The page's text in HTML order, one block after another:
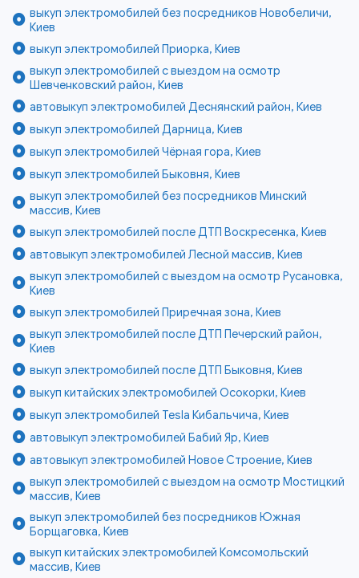
выкуп электромобилей без посредников Новобеличи,
Киев
выкуп электромобилей Приорка, Киев
выкуп электромобилей с выездом на осмотр
Шевченковский район, Киев
автовыкуп электромобилей Деснянский район, Киев
выкуп электромобилей Дарница, Киев
выкуп электромобилей Чёрная гора, Киев
выкуп электромобилей Быковня, Киев
выкуп электромобилей без посредников Минский
массив, Киев
выкуп электромобилей после ДТП Воскресенка, Киев
автовыкуп электромобилей Лесной массив, Киев
выкуп электромобилей с выездом на осмотр Русановка,
Киев
выкуп электромобилей Приречная зона, Киев
выкуп электромобилей после ДТП Печерский район,
Киев
выкуп электромобилей после ДТП Быковня, Киев
выкуп китайских электромобилей Осокорки, Киев
выкуп электромобилей Tesla Кибальчича, Киев
автовыкуп электромобилей Бабий Яр, Киев
автовыкуп электромобилей Новое Строение, Киев
выкуп электромобилей с выездом на осмотр Мостицкий
массив, Киев
выкуп электромобилей без посредников Южная
Борщаговка, Киев
выкуп китайских электромобилей Комсомольский
массив, Киев